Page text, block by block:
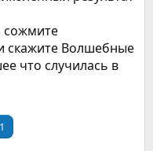
сожмите
скажите Волшебные
что случилась в